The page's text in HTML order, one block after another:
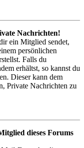
Nachrichten!
ein Mitglied sendet,
persönlichen
Falls du
erhältst, so kannst du
Dieser kann dem
Private Nachrichten zu
dieses Forums